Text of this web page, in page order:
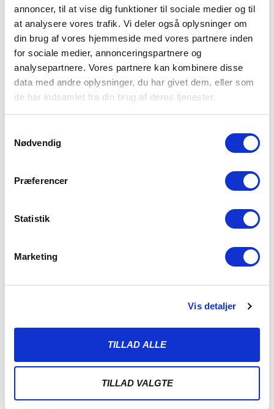
annoncer, til at vise dig funktioner til sociale medier og til
at analysere vores trafik. Vi deler også oplysninger om
din brug af vores hjemmeside med vores partnere inden
for sociale medier, annonceringspartnere og
analysepartnere. Vores partnere kan kombinere disse
data med andre oplysninger, du har givet dem, eller som
de har indsamlet fra din brug af deres tjenester.
Nødvendig
Præferencer
Statistik
Marketing
Vis detaljer
TILLAD ALLE
TILLAD VALGTE
BETANO POKALEN
6. AUGUST 2026
Vi træder ind i 2. runde af Betano Pokalen, hvor Thisted FC fra